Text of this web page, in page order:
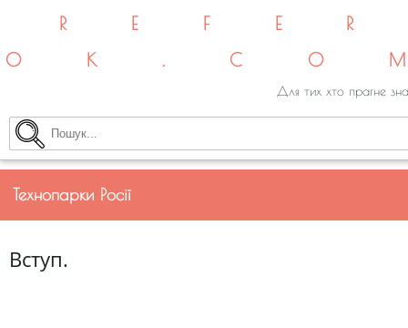
Для тих хто прагне
Технопарки Росії
Вступ.